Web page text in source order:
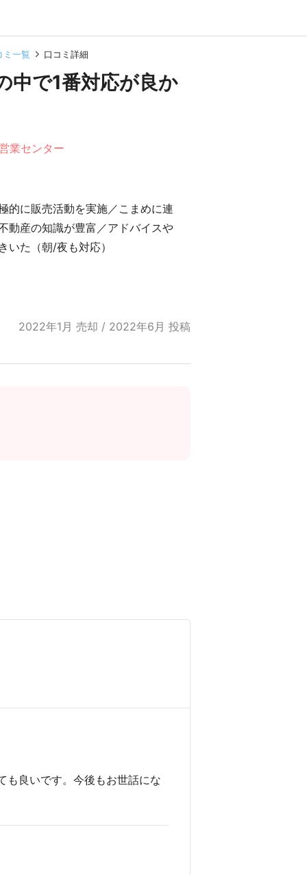
ミ一覧 口コミ詳細
中で1番対応が良か
業センター
的に販売活動を実施／こまめに連
動産の知識が豊富／アドバイスや
た（朝/夜も対応）
2022年1月 売却 / 2022年6月 投稿
も良いです。今後もお世話にな